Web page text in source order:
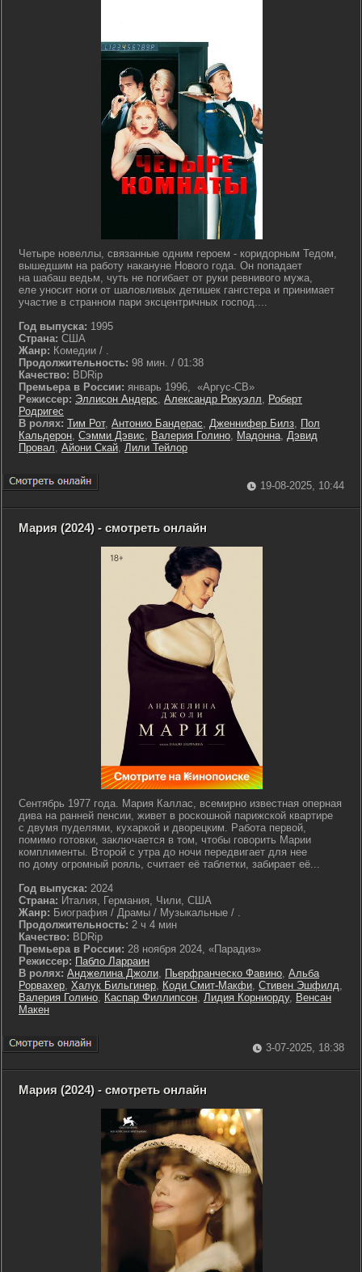
Четыре новеллы, связанные одним героем - коридорным Тедом,
вышедшим на работу накануне Нового года. Он попадает
на шабаш ведьм, чуть не погибает от руки ревнивого мужа,
еле уносит ноги от шаловливых детишек гангстера и принимает
участие в странном пари эксцентричных господ....
Год выпуска: 1995
Страна: США
Жанр: Комедии / .
Продолжительность: 98 мин. / 01:38
Качество: BDRip
Премьера в России: январь 1996, «Аргус-СВ»
Режиссер: Эллисон Андерс, Александр Рокуэлл, Роберт
Родригес
В ролях: Тим Рот, Антонио Бандерас, Дженнифер Билз, Пол
Кальдерон, Сэмми Дэвис, Валерия Голино, Мадонна, Дэвид
Провал, Айони Скай, Лили Тейлор
19-08-2025, 10:44
Мария (2024) - смотреть онлайн
Сентябрь 1977 года. Мария Каллас, всемирно известная оперная
дива на ранней пенсии, живет в роскошной парижской квартире
с двумя пуделями, кухаркой и дворецким. Работа первой,
помимо готовки, заключается в том, чтобы говорить Марии
комплименты. Второй с утра до ночи передвигает для нее
по дому огромный рояль, считает её таблетки, забирает её...
Год выпуска: 2024
Страна: Италия, Германия, Чили, США
Жанр: Биография / Драмы / Музыкальные / .
Продолжительность: 2 ч 4 мин
Качество: BDRip
Премьера в России: 28 ноября 2024, «Парадиз»
Режиссер: Пабло Ларраин
В ролях: Анджелина Джоли, Пьерфранческо Фавино, Альба
Рорвахер, Халук Бильгинер, Коди Смит-Макфи, Стивен Эшфилд,
Валерия Голино, Каспар Филлипсон, Лидия Корниорду, Венсан
Макен
3-07-2025, 18:38
Мария (2024) - смотреть онлайн